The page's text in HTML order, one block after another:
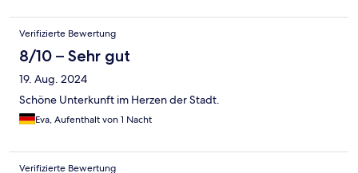
Verifizierte Bewertung
8/10 – Sehr gut
19. Aug. 2024
Schöne Unterkunft im Herzen der Stadt.
Eva, Aufenthalt von 1 Nacht
Verifizierte Bewertung